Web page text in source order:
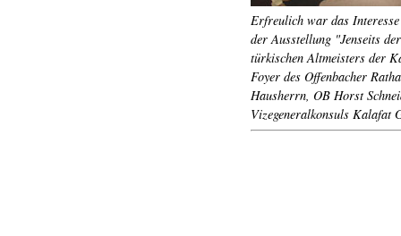
Erfreulich war das
der Ausstellung "Jenseits
türkischen Altmeisters der
Foyer des Offenbacher
Hausherrn, OB Horst
Vizegeneralkonsuls Kalafat